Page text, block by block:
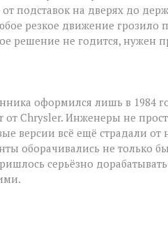
подставок на дверях до
резкое движение грозило
решение не годится, нужен
оформился лишь в 1984
от Chrysler. Инженеры не
версии всё ещё страдали
оборачивались не
серьёзно